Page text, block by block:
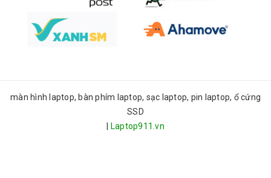
màn hình laptop, bàn phím laptop, sạc laptop, pin laptop, ổ cứng
SSD
Laptop911.vn